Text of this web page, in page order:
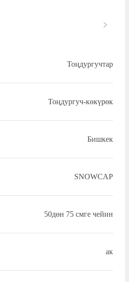
Тоңдургучтар
Тоңдургуч-көкүрөк
Бишкек
SNOWCAP
50дөн 75 смге чейин
ак